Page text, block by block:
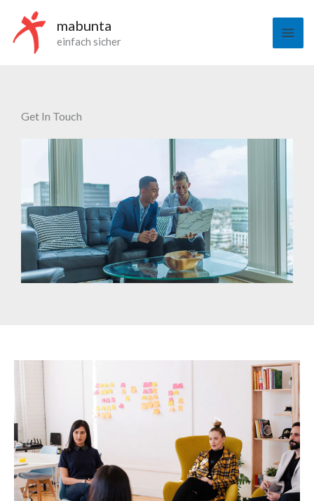
Inhalt
springen
mabunta
einfach sicher
Get In Touch